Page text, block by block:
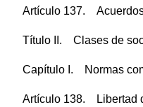
Artículo 137.
Título II. Clases de
Capítulo I. Normas
Artículo 138. Libertad